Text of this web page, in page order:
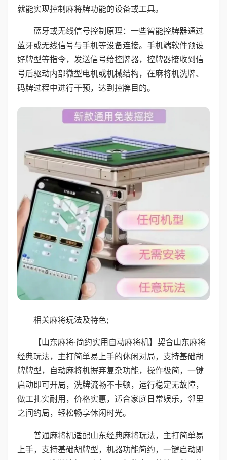
就能实现控制麻将牌功能的设备或工具。
蓝牙或无线信号控制原理：一些智能控牌器通过
蓝牙或无线信号与手机等设备连接。手机端软件预设
好牌型等指令，发送信号给控牌器，控牌器接收到信
号后驱动内部微型电机或机械结构，在麻将机洗牌、
码牌过程中进行干预，达到控牌目的。
相关麻将玩法及特色;
【山东麻将·简约实用自动麻将机】契合山东麻将
经典玩法，主打简单易上手的休闲对局，支持基础胡
牌牌型，自动麻将机摒弃复杂功能，操作极简，一键
启动即可开局，洗牌流畅不卡顿，运行稳定无故障，
做工扎实耐用，价格实惠，适合家庭日常娱乐，邻里
之间约局，轻松畅享休闲时光。
普通麻将机适配山东经典麻将玩法，主打简单易
上手，支持基础胡牌型，机器功能简约，一键启动即